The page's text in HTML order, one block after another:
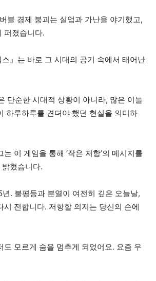
블 경제 붕괴는 실업과 가난을 야기했고,
퍼졌습니다.
』는 바로 그 시대의 공기 속에서 태어난
단순한 시대적 상황이 아니라, 많은 이들
하루하루를 견뎌야 했던 현실을 의미하
이 게임을 통해 ‘작은 저항’의 메시지를
혔습니다.
. 불평등과 분열이 여전히 깊은 오늘날,
시 전합니다. 저항할 의지는 당신의 손에
도 모르게 숨을 멈추게 되었어요. 요즘 우